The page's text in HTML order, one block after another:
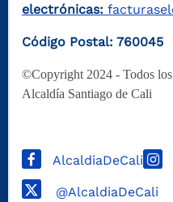
electrónicas:
Código Postal: 760045
©Copyright 2024 - Todos los
Alcaldía Santiago de Cali
AlcaldiaDeCali
@AlcaldiaDeCali